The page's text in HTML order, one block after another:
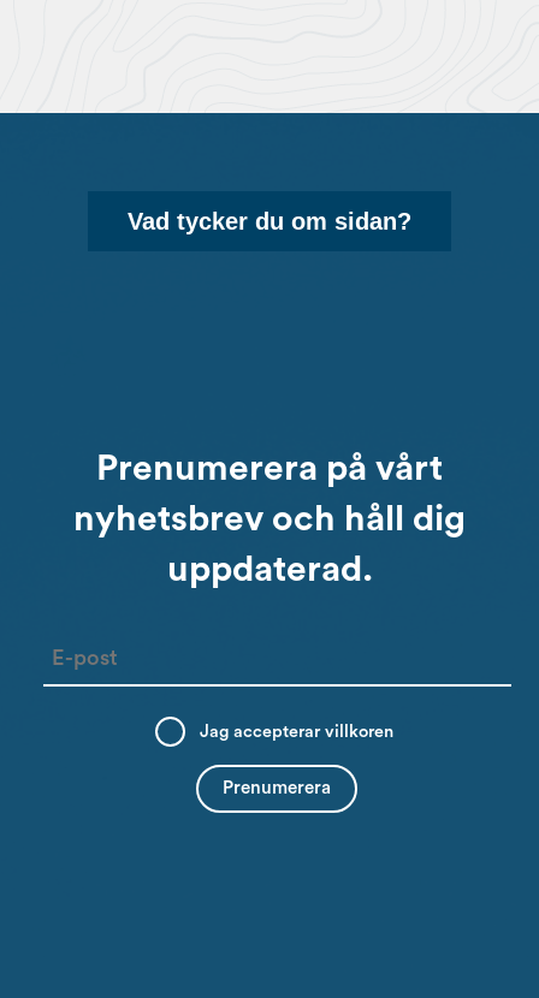
Vad tycker du om sidan?
Prenumerera på vårt
nyhetsbrev och håll dig
uppdaterad.
Jag accepterarvillkoren